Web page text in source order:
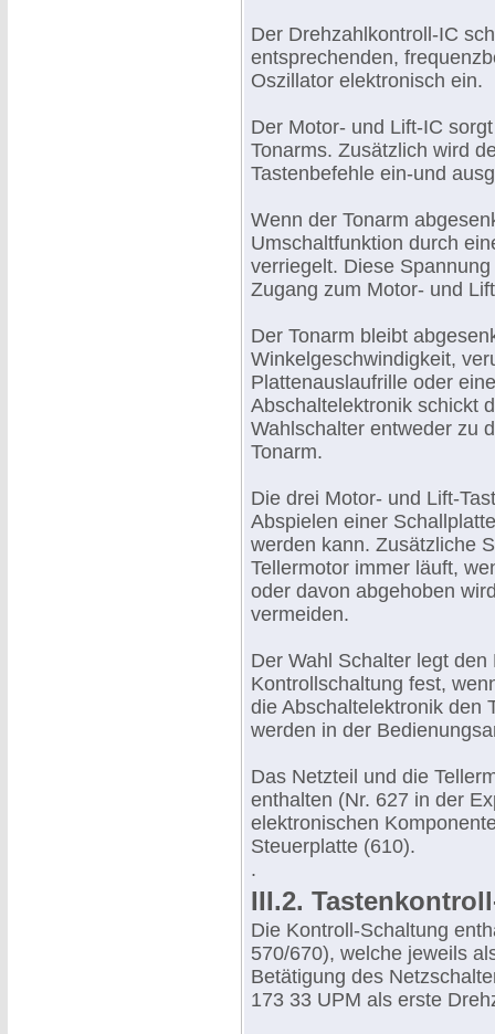
Der Drehzahlkontroll-IC
entsprechenden,
Oszillator elektronisch ein.
Der Motor- und Lift-IC
Tonarms. Zusätzlich wird
Tastenbefehle ein-und
Wenn der Tonarm
Umschaltfunktion durch
verriegelt. Diese
Zugang zum Motor- und
Der Tonarm bleibt
Winkelgeschwindigkeit,
Plattenauslaufrille oder
Abschaltelektronik schickt
Wahlschalter entweder zu
Tonarm.
Die drei Motor- und Lift-
Abspielen einer
werden kann. Zusätzliche
Tellermotor immer läuft,
oder davon abgehoben
vermeiden.
Der Wahl Schalter legt
Kontrollschaltung fest,
die Abschaltelektronik den
werden in der
Das Netzteil und die
enthalten (Nr. 627 in der
elektronischen
Steuerplatte (610).
.
III.2.
Die Kontroll-Schaltung
570/670), welche jeweils
Betätigung des
173 33 UPM als erste